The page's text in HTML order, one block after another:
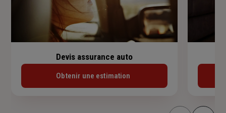
Devis assurance auto
Obtenir une estimation